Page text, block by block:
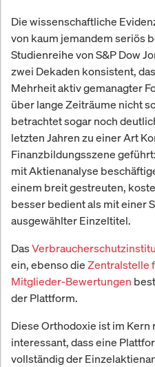
Die wissenschaftliche
von kaum jemandem seriös
Studienreihe von S&P Dow
zwei Dekaden konsistent,
Mehrheit aktiv gemanagter
über lange Zeiträume nicht
betrachtet sogar noch
letzten Jahren zu einer Art
Finanzbildungsszene
mit Aktienanalyse
einem breit gestreuten,
besser bedient als mit einer
ausgewählter Einzeltitel.
Das
ein, ebenso dieZentralstelle
Mitglieder-Bewertungen
der Plattform.
Diese Orthodoxie ist im
interessant, dass eine
vollständig der